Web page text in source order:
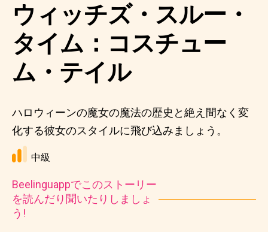
ウィッチズ・スルー・
タイム：コスチュー
ム・テイル
ハロウィーンの魔女の魔法の歴史と絶え間なく変
化する彼女のスタイルに飛び込みましょう。
中級
Beelinguappでこのストーリー
を読んだり聞いたりしましょ
う!